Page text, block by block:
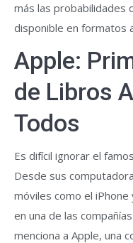
más las probabilidades
disponible en formatos
Apple:
de Libros
Todos
Es difícil ignorar el
Desde sus
móviles como el
en una de las
menciona a Apple, una